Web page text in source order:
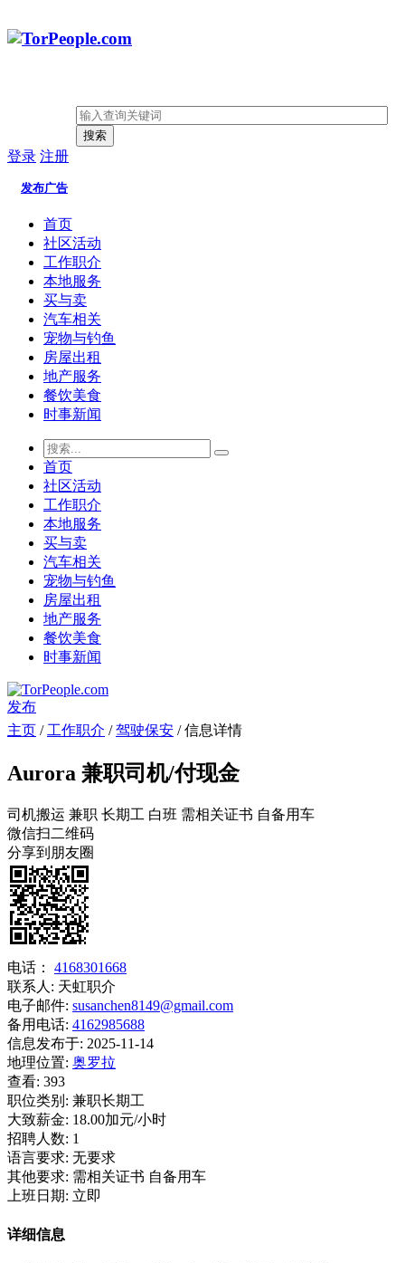
搜索
登录 注册
发布广告
首页
社区活动
工作职介
本地服务
买与卖
汽车相关
宠物与钓鱼
房屋出租
地产服务
餐饮美食
时事新闻
首页
社区活动
工作职介
本地服务
买与卖
汽车相关
宠物与钓鱼
房屋出租
地产服务
餐饮美食
时事新闻
发布
主页 /工作职介 /驾驶保安 / 信息详情
Aurora 兼职司机/付现金
司机搬运 兼职 长期工 白班 需相关证书 自备用车
微信扫二维码
分享到朋友圈
电话：
4168301668
联系人: 天虹职介
电子邮件: susanchen8149@gmail.com
备用电话: 4162985688
信息发布于: 2025-11-14
地理位置: 奥罗拉
查看: 393
职位类别: 兼职长期工
大致薪金: 18.00加元/小时
招聘人数: 1
语言要求: 无要求
其他要求: 需相关证书 自备用车
上班日期: 立即
详细信息